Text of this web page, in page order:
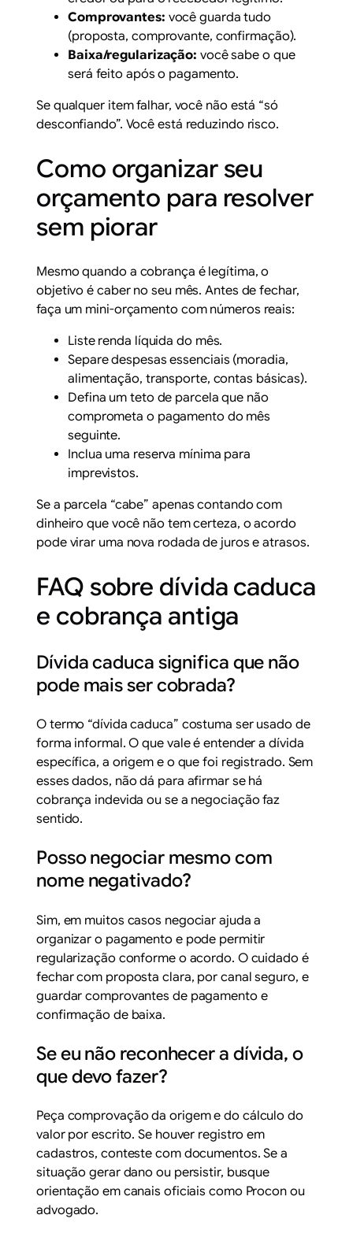
Comprovantes: você guarda tudo
(proposta, comprovante, confirmação).
Baixa/regularização: você sabe o que
será feito após o pagamento.
Se qualquer item falhar, você não está “só
desconfiando”. Você está reduzindo risco.
Como organizar seu
orçamento para resolver
sem piorar
Mesmo quando a cobrança é legítima, o
objetivo é caber no seu mês. Antes de fechar,
faça um mini-orçamento com números reais:
Liste renda líquida do mês.
Separe despesas essenciais (moradia,
alimentação, transporte, contas básicas).
Defina um teto de parcela que não
comprometa o pagamento do mês
seguinte.
Inclua uma reserva mínima para
imprevistos.
Se a parcela “cabe” apenas contando com
dinheiro que você não tem certeza, o acordo
pode virar uma nova rodada de juros e atrasos.
FAQ sobre dívida caduca
e cobrança antiga
Dívida caduca significa que não
pode mais ser cobrada?
O termo “dívida caduca” costuma ser usado de
forma informal. O que vale é entender a dívida
específica, a origem e o que foi registrado. Sem
esses dados, não dá para afirmar se há
cobrança indevida ou se a negociação faz
sentido.
Posso negociar mesmo com
nome negativado?
Sim, em muitos casos negociar ajuda a
organizar o pagamento e pode permitir
regularização conforme o acordo. O cuidado é
fechar com proposta clara, por canal seguro, e
guardar comprovantes de pagamento e
confirmação de baixa.
Se eu não reconhecer a dívida, o
que devo fazer?
Peça comprovação da origem e do cálculo do
valor por escrito. Se houver registro em
cadastros, conteste com documentos. Se a
situação gerar dano ou persistir, busque
orientação em canais oficiais como Procon ou
advogado.